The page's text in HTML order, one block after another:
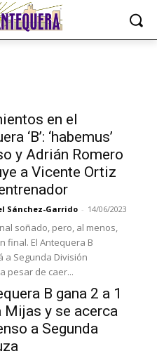
en el
‘B’: ‘habemus’
y Adrián Romero
a Vicente Ortiz
Sánchez-Garrido - 14/06/2023
soñado, pero, al menos,
final. El Antequera B
a Segunda División
pesar de caer...
B gana 2 a 1
Mijas y se acerca
a Segunda